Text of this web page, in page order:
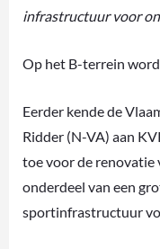
infrastructuur voor
Op het B-terrein
Eerder kende de
Ridder (N-VA) aan
toe voor de renovatie
onderdeel van een
sportinfrastructuur